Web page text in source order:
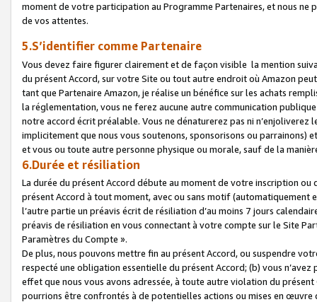
moment de votre participation au Programme Partenaires, et nous
de vos attentes.
5.S’identifier comme Partenaire
Vous devez faire figurer clairement et de façon visible la mention
du présent Accord, sur votre Site ou tout autre endroit où Amazon
tant que Partenaire Amazon, je réalise un bénéfice sur les achats
la réglementation, vous ne ferez aucune autre communication
notre accord écrit préalable. Vous ne dénaturerez pas ni
implicitement que nous vous soutenons, sponsorisons ou parrainons)
et vous ou toute autre personne physique ou morale, sauf de la
6.Durée et résiliation
La durée du présent Accord débute au moment de votre inscription
présent Accord à tout moment, avec ou sans motif (automatiquement
l’autre partie un préavis écrit de résiliation d’au moins 7 jours
préavis de résiliation en vous connectant à votre compte sur le Site
Paramètres du Compte ».
De plus, nous pouvons mettre fin au présent Accord, ou suspendre
respecté une obligation essentielle du présent Accord; (b) vous
effet que nous vous avons adressée, à toute autre violation du
pourrions être confrontés à de potentielles actions ou mises en